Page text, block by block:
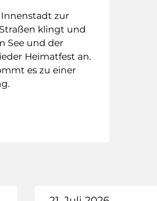
zur
klingt und
See und der
Heimatfest an.
es zu einer